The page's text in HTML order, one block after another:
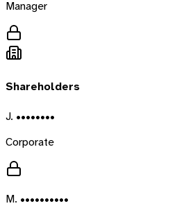
Manager
Shareholders
J. ••••••••
Corporate
M. ••••••••••